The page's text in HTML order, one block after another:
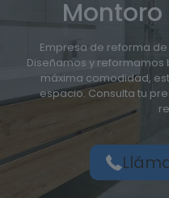
Empresa de reforma
Diseñamos y
máxima comodidad,
espacio. Consulta tu